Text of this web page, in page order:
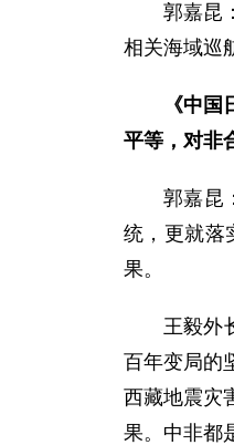
郭嘉昆
相关海域巡
《中
平等，对非
郭嘉昆
统，更就落
果。
王毅外
百年变局的
西藏地震灾
果。中非都